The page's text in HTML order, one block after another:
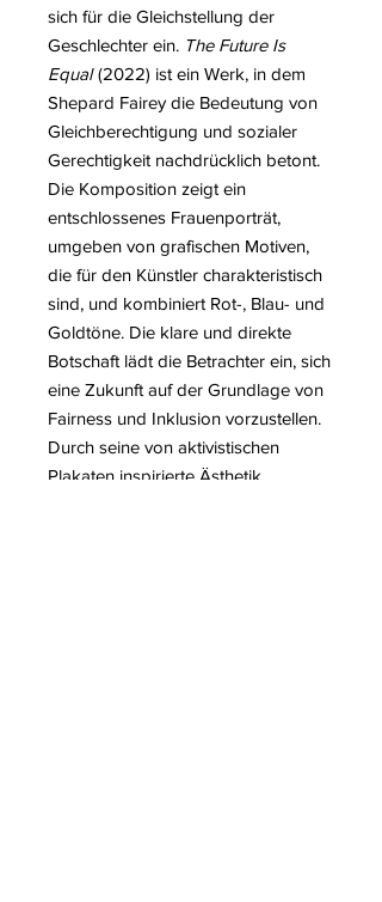
sich für die Gleichstellung der
Geschlechter ein. The Future Is
Equal(2022) ist ein Werk, in dem
Shepard Fairey die Bedeutung von
Gleichberechtigung und sozialer
Gerechtigkeit nachdrücklich betont.
Die Komposition zeigt ein
entschlossenes Frauenporträt,
umgeben von grafischen Motiven,
die für den Künstler charakteristisch
sind, und kombiniert Rot-, Blau- und
Goldtöne. Die klare und direkte
Botschaft lädt die Betrachter ein, sich
eine Zukunft auf der Grundlage von
Fairness und Inklusion vorzustellen.
Durch seine von aktivistischen
Plakaten inspirierte Ästhetik